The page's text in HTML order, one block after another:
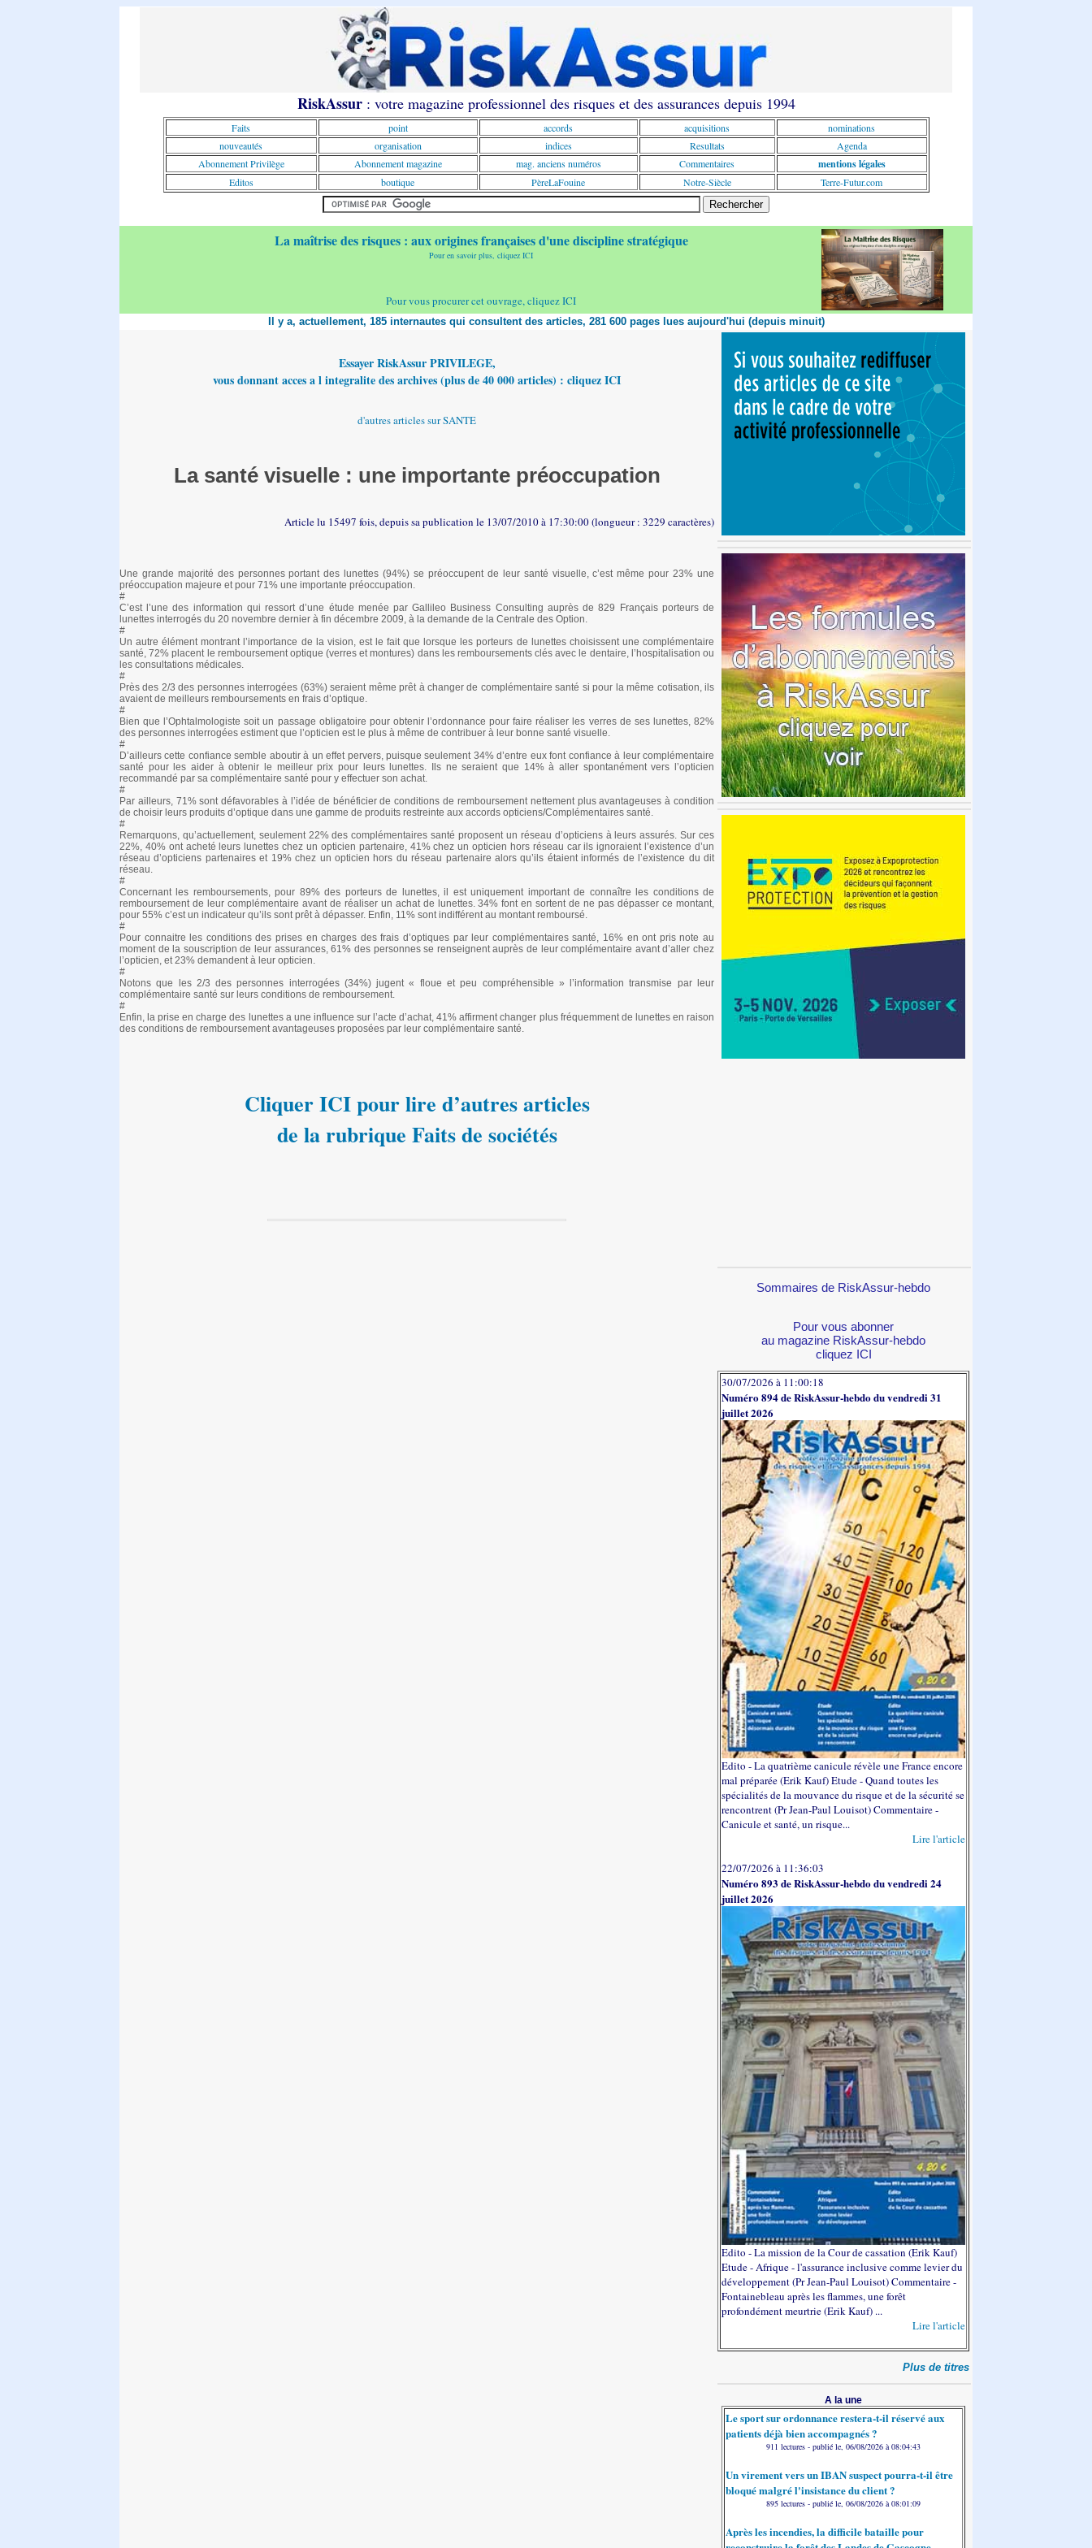
RiskAssur: votre magazine professionnel des risques et des assurances depuis 1994
Faits point accords acquisitions
nominations
nouveautés
organisation indices Resultats
Agenda
Abonnement Privilège
Abonnement magazine mag. anciens numéros Commentaires mentions légales
Editos boutique PèreLaFouine Notre-Siècle Terre-Futur.com
La maîtrise des risques : aux origines françaises d'une discipline stratégique
Pour en savoir plus, cliquez ICI
Pour vous procurer cet ouvrage, cliquez ICI
Il y a, actuellement, 185 internautes qui consultent des articles, 281 600 pages lues aujourd'hui (depuis minuit)
Essayer RiskAssur PRIVILEGE,
vous donnant acces a l integralite des archives (plus de 40 000 articles) : cliquez ICI
d'autres articles sur SANTE
La santé visuelle : une importante préoccupation
Article lu 15497 fois, depuis sa publication le 13/07/2010 à 17:30:00 (longueur : 3229 caractères)
Une grande majorité des personnes portant des lunettes (94%) se préoccupent de leur santé visuelle, c’est même pour 23% une
préoccupation majeure et pour 71% une importante préoccupation.
#
C’est l’une des information qui ressort d’une étude menée par Gallileo Business Consulting auprès de 829 Français porteurs de
lunettes interrogés du 20 novembre dernier à fin décembre 2009, à la demande de la Centrale des Option.
#
Un autre élément montrant l’importance de la vision, est le fait que lorsque les porteurs de lunettes choisissent une complémentaire
santé, 72% placent le remboursement optique (verres et montures) dans les remboursements clés avec le dentaire, l’hospitalisation ou
les consultations médicales.
#
Près des 2/3 des personnes interrogées (63%) seraient même prêt à changer de complémentaire santé si pour la même cotisation, ils
avaient de meilleurs remboursements en frais d’optique.
#
Bien que l’Ophtalmologiste soit un passage obligatoire pour obtenir l’ordonnance pour faire réaliser les verres de ses lunettes, 82%
des personnes interrogées estiment que l’opticien est le plus à même de contribuer à leur bonne santé visuelle.
#
D’ailleurs cette confiance semble aboutir à un effet pervers, puisque seulement 34% d’entre eux font confiance à leur complémentaire
santé pour les aider à obtenir le meilleur prix pour leurs lunettes. Ils ne seraient que 14% à aller spontanément vers l’opticien
recommandé par sa complémentaire santé pour y effectuer son achat.
#
Par ailleurs, 71% sont défavorables à l’idée de bénéficier de conditions de remboursement nettement plus avantageuses à condition
de choisir leurs produits d’optique dans une gamme de produits restreinte aux accords opticiens/Complémentaires santé.
#
Remarquons, qu’actuellement, seulement 22% des complémentaires santé proposent un réseau d’opticiens à leurs assurés. Sur ces
22%, 40% ont acheté leurs lunettes chez un opticien partenaire, 41% chez un opticien hors réseau car ils ignoraient l’existence d’un
réseau d’opticiens partenaires et 19% chez un opticien hors du réseau partenaire alors qu’ils étaient informés de l’existence du dit
réseau.
#
Concernant les remboursements, pour 89% des porteurs de lunettes, il est uniquement important de connaître les conditions de
remboursement de leur complémentaire avant de réaliser un achat de lunettes. 34% font en sortent de ne pas dépasser ce montant,
pour 55% c’est un indicateur qu’ils sont prêt à dépasser. Enfin, 11% sont indifférent au montant remboursé.
#
Pour connaitre les conditions des prises en charges des frais d’optiques par leur complémentaires santé, 16% en ont pris note au
moment de la souscription de leur assurances, 61% des personnes se renseignent auprès de leur complémentaire avant d’aller chez
l’opticien, et 23% demandent à leur opticien.
#
Notons que les 2/3 des personnes interrogées (34%) jugent « floue et peu compréhensible » l’information transmise par leur
complémentaire santé sur leurs conditions de remboursement.
#
Enfin, la prise en charge des lunettes a une influence sur l’acte d’achat, 41% affirment changer plus fréquemment de lunettes en raison
des conditions de remboursement avantageuses proposées par leur complémentaire santé.
Cliquer ICI pour lire d’autres articles
de la rubrique Faits de sociétés
Sommaires de RiskAssur-hebdo
Pour vous abonner
au magazine RiskAssur-hebdo
cliquez ICI
30/07/2026 à 11:00:18
Numéro 894 de RiskAssur-hebdo du vendredi 31
juillet 2026
Edito - La quatrième canicule révèle une France encore
mal préparée (Erik Kauf) Etude - Quand toutes les
spécialités de la mouvance du risque et de la sécurité se
rencontrent (Pr Jean-Paul Louisot) Commentaire -
Canicule et santé, un risque...
Lire l'article
22/07/2026 à 11:36:03
Numéro 893 de RiskAssur-hebdo du vendredi 24
juillet 2026
Edito - La mission de la Cour de cassation (Erik Kauf)
Etude - Afrique - l'assurance inclusive comme levier du
développement (Pr Jean-Paul Louisot) Commentaire -
Fontainebleau après les flammes, une forêt
profondément meurtrie (Erik Kauf) ...
Lire l'article
Plus de titres
A la une
Le sport sur ordonnance restera-t-il réservé aux
patients déjà bien accompagnés ?
911 lectures - publié le, 06/08/2026 à 08:04:43
Un virement vers un IBAN suspect pourra-t-il être
bloqué malgré l'insistance du client ?
895 lectures - publié le, 06/08/2026 à 08:01:09
Après les incendies, la difficile bataille pour